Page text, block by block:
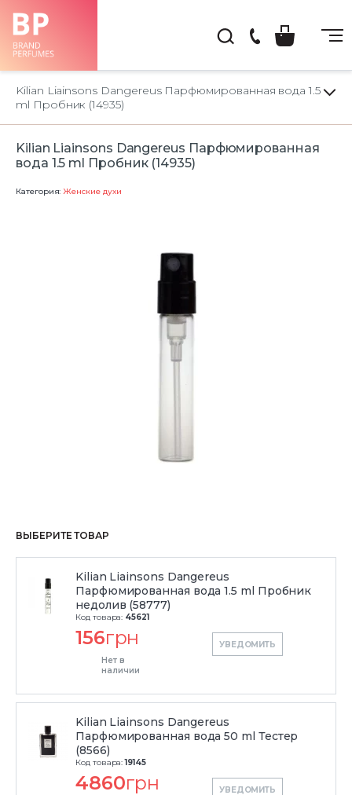
22
Kilian Liainsons Dangereus Парфюмированная вода 1.5
ml Пробник (14935)
Kilian Liainsons Dangereus Парфюмированная
вода 1.5 ml Пробник (14935)
Категория: Женские духи
ВЫБЕРИТЕ ТОВАР
Kilian Liainsons Dangereus
Парфюмированная вода 1.5 ml Пробник
недолив (58777)
Код товара: 45621
156грн
Нет в
наличии
УВЕДОМИТЬ
Kilian Liainsons Dangereus
Парфюмированная вода 50 ml Тестер
(8566)
Код товара:19145
4860грн УВЕДОМИТЬ